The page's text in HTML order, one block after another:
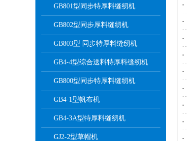
GB801型同步特厚料缝纫机
GB802型同步厚料缝纫机
GB803型 同步特厚料缝纫机
GB4-4型综合送料特厚料缝纫机
GB800型同步特厚料缝纫机
GB4-1型帆布机
GB4-3A型特厚料缝纫机
GJ2-2型草帽机